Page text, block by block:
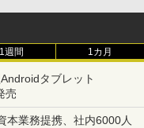
1週間 1カ月
タブレット
売
本業務提携、社内6000人